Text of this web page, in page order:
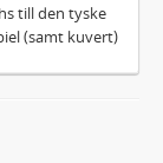
till den tyske
(samt kuvert)